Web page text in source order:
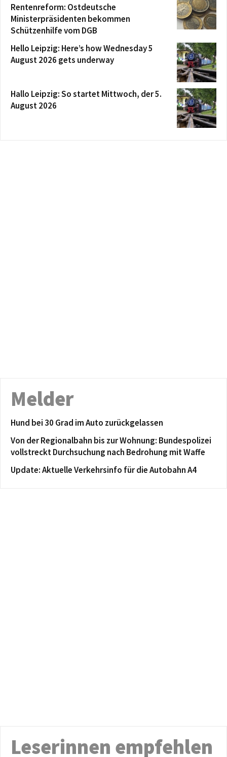
Rentenreform: Ostdeutsche
Ministerpräsidenten bekommen
Schützenhilfe vom DGB
Hello Leipzig: Here’s how Wednesday 5
August 2026 gets underway
Hallo Leipzig: So startet Mittwoch, der 5.
August 2026
Melder
Hund bei 30 Grad im Auto zurückgelassen
Von der Regionalbahn bis zur Wohnung: Bundespolizei
vollstreckt Durchsuchung nach Bedrohung mit Waffe
Update: Aktuelle Verkehrsinfo für die Autobahn A4
Leserinnen empfehlen